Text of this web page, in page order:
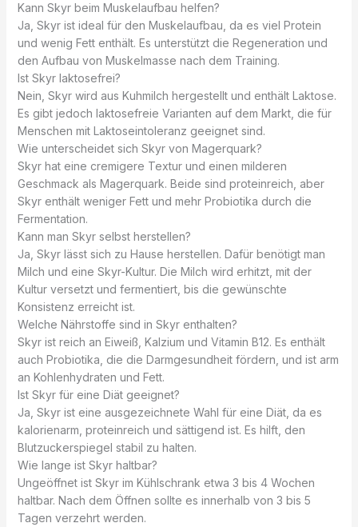
Kann Skyr beim Muskelaufbau helfen?
Ja, Skyr ist ideal für den Muskelaufbau, da es viel Protein
und wenig Fett enthält. Es unterstützt die Regeneration und
den Aufbau von Muskelmasse nach dem Training.
Ist Skyr laktosefrei?
Nein, Skyr wird aus Kuhmilch hergestellt und enthält Laktose.
Es gibt jedoch laktosefreie Varianten auf dem Markt, die für
Menschen mit Laktoseintoleranz geeignet sind.
Wie unterscheidet sich Skyr von Magerquark?
Skyr hat eine cremigere Textur und einen milderen
Geschmack als Magerquark. Beide sind proteinreich, aber
Skyr enthält weniger Fett und mehr Probiotika durch die
Fermentation.
Kann man Skyr selbst herstellen?
Ja, Skyr lässt sich zu Hause herstellen. Dafür benötigt man
Milch und eine Skyr-Kultur. Die Milch wird erhitzt, mit der
Kultur versetzt und fermentiert, bis die gewünschte
Konsistenz erreicht ist.
Welche Nährstoffe sind in Skyr enthalten?
Skyr ist reich an Eiweiß, Kalzium und Vitamin B12. Es enthält
auch Probiotika, die die Darmgesundheit fördern, und ist arm
an Kohlenhydraten und Fett.
Ist Skyr für eine Diät geeignet?
Ja, Skyr ist eine ausgezeichnete Wahl für eine Diät, da es
kalorienarm, proteinreich und sättigend ist. Es hilft, den
Blutzuckerspiegel stabil zu halten.
Wie lange ist Skyr haltbar?
Ungeöffnet ist Skyr im Kühlschrank etwa 3 bis 4 Wochen
haltbar. Nach dem Öffnen sollte es innerhalb von 3 bis 5
Tagen verzehrt werden.